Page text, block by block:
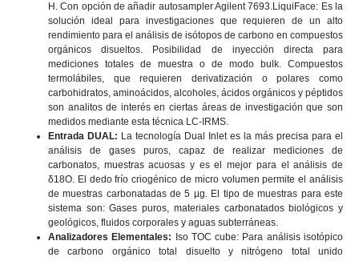
H. Con opción de añadir autosampler Agilent 7693.LiquiFace: Es la
solución ideal para investigaciones que requieren de un alto
rendimiento para el análisis de isótopos de carbono en compuestos
orgánicos disueltos. Posibilidad de inyección directa para
mediciones totales de muestra o de modo bulk. Compuestos
termolábiles, que requieren derivatización o polares como
carbohidratos, aminoácidos, alcoholes, ácidos orgánicos y péptidos
son analitos de interés en ciertas áreas de investigación que son
medidos mediante esta técnica LC-IRMS.
Entrada DUAL: La tecnología Dual Inlet es la más precisa para el
análisis de gases puros, capaz de realizar mediciones de
carbonatos, muestras acuosas y es el mejor para el análisis de
δ18O. El dedo frío criogénico de micro volumen permite el análisis
de muestras carbonatadas de 5 µg. El tipo de muestras para este
sistema son: Gases puros, materiales carbonatados biológicos y
geológicos, fluidos corporales y aguas subterráneas.
Analizadores Elementales: Iso TOC cube: Para análisis isotópico
de carbono orgánico total disuelto y nitrógeno total unido